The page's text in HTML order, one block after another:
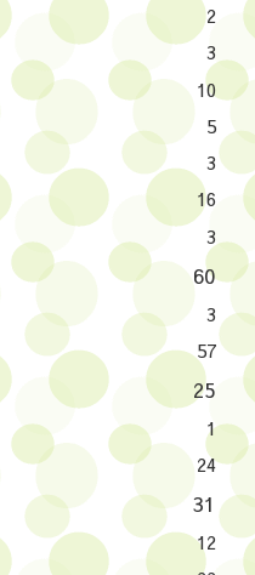
2
3
10
5
3
16
3
60
3
57
25
1
24
31
12